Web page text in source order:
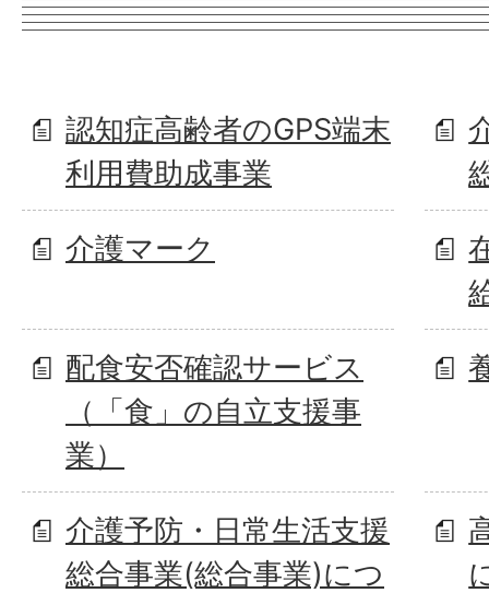
認知症高齢者のGPS端末
利用費助成事業
介護マーク
配食安否確認サービス
（「食」の自立支援事
業）
介護予防・日常生活支援
総合事業(総合事業)につ